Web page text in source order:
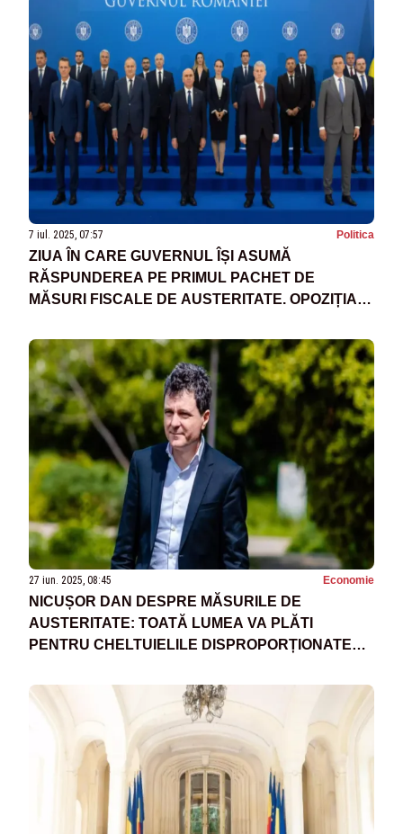
7 iul. 2025, 07:57 Politica
ZIUA ÎN CARE GUVERNUL ÎȘI ASUMĂ
RĂSPUNDEREA PE PRIMUL PACHET DE
MĂSURI FISCALE DE AUSTERITATE. OPOZIȚIA
27 iun. 2025, 08:45 Economie
NICUȘOR DAN DESPRE MĂSURILE DE
AUSTERITATE: TOATĂ LUMEA VA PLĂTI
PENTRU CHELTUIELILE DISPROPORȚIONATE